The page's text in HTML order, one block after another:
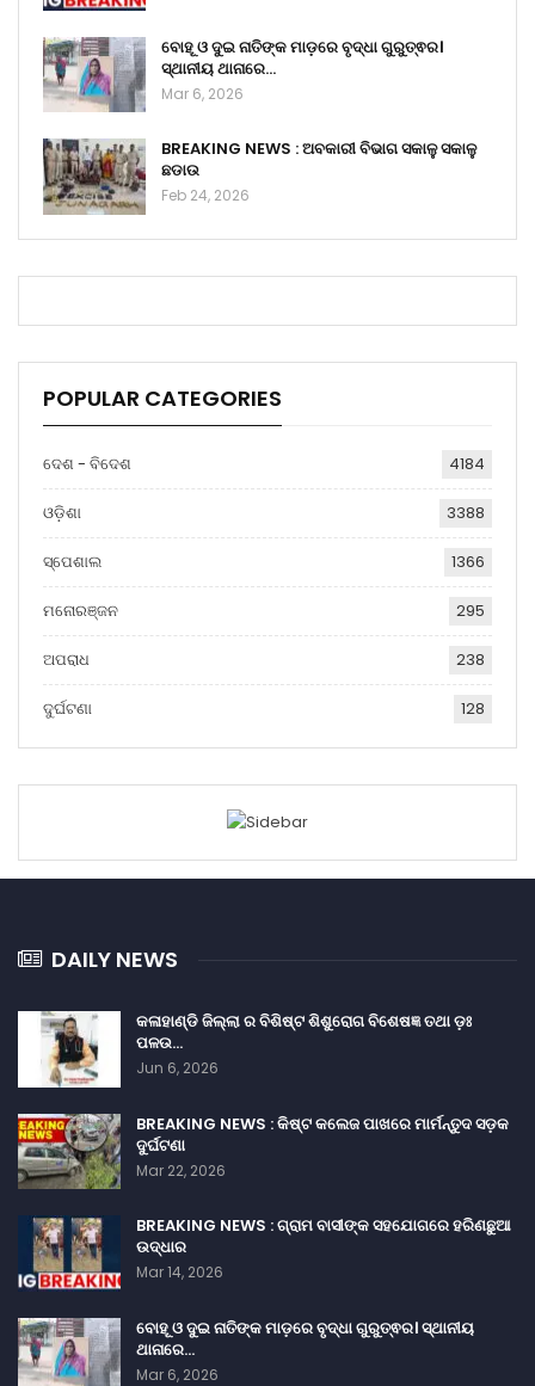
ବୋହୂ ଓ ଦୁଇ ନାତିଙ୍କ ମାଡ଼ରେ ବୃଦ୍ଧା ଗୁରୁତ୍ଵର।
ସ୍ଥାନୀୟ ଥାନାରେ…
Mar 6, 2026
BREAKING NEWS : ଅବକାରୀ ବିଭାଗ ସକାଳୁ ସକାଳୁ
ଛଡାଉ
Feb 24, 2026
POPULAR CATEGORIES
ଦେଶ - ବିଦେଶ 4184
ଓଡ଼ିଶା 3388
ସ୍ପେଶାଲ 1366
ମନୋରଞ୍ଜନ 295
ଅପରାଧ 238
ଦୁର୍ଘଟଣା 128
DAILY NEWS
କଳାହାଣ୍ଡି ଜିଲ୍ଲା ର ବିଶିଷ୍ଟ ଶିଶୁରୋଗ ବିଶେଷଜ୍ଞ ତଥା ଡ଼ଃ
ପଳଉ…
Jun 6, 2026
BREAKING NEWS : କିଷ୍ଟ କଲେଜ ପାଖରେ ମାର୍ମନ୍ତୁଦ ସଡ଼କ
ଦୁର୍ଘଟଣା
Mar 22, 2026
BREAKING NEWS : ଗ୍ରାମ ବାସୀଙ୍କ ସହଯୋଗରେ ହରିଣଛୁଆ
ଉଦ୍ଧାର
Mar 14, 2026
ବୋହୂ ଓ ଦୁଇ ନାତିଙ୍କ ମାଡ଼ରେ ବୃଦ୍ଧା ଗୁରୁତ୍ଵର। ସ୍ଥାନୀୟ
ଥାନାରେ…
Mar 6, 2026